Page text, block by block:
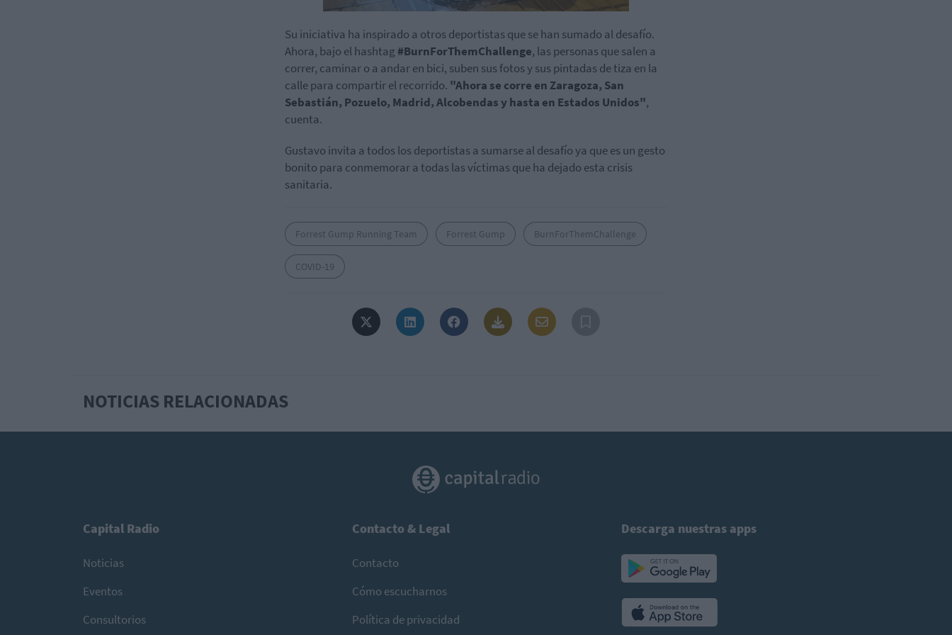
Su iniciativa ha inspirado a otros deportistas que se han sumado al desafío.
Ahora, bajo el hashtag #BurnForThemChallenge, las personas que salen a
correr, caminar o a andar en bici, suben sus fotos y sus pintadas de tiza en la
calle para compartir el recorrido. "Ahora se corre en Zaragoza, San
Sebastián, Pozuelo, Madrid, Alcobendas y hasta en Estados Unidos",
cuenta.
Gustavo invita a todos los deportistas a sumarse al desafío ya que es un gesto
bonito para conmemorar a todas las víctimas que ha dejado esta crisis
sanitaria.
Forrest Gump Running Team Forrest Gump BurnForThemChallenge
COVID-19
NOTICIAS RELACIONADAS
Capital Radio
Noticias
Eventos
Consultorios
Contacto & Legal
Contacto
Cómo escucharnos
Política de privacidad
Descarga nuestras apps